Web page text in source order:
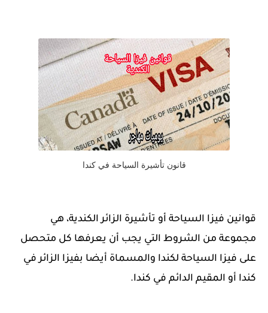
قانون تأشيرة السياحة في كندا
قوانين فيزا السياحة أو تأشيرة الزائر الكندية، هي
مجموعة من الشروط التي يجب أن يعرفها كل متحصل
على فيزا السياحة لكندا والمسماة أيضا بفيزا الزائر في
كندا أو المقيم الدائم في كندا.